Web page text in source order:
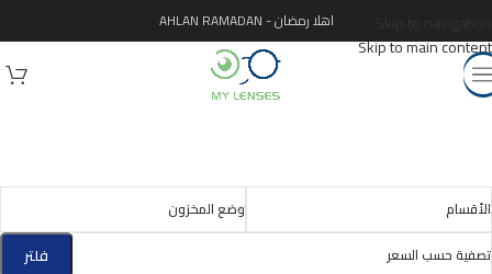
Skip to main content
اهلا رمضان - AHLAN RAMADAN
الأقسام
وضع المخزون
تصفية حسب السعر
فلتر